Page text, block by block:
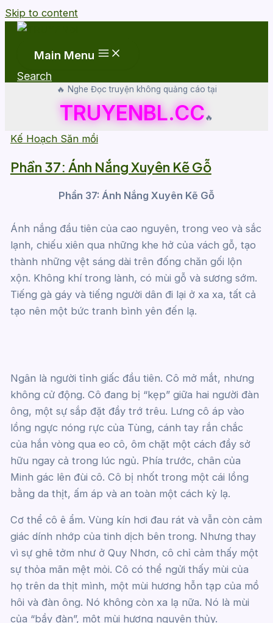
Skip to content
Main Menu
Search
🔥 Nghe Đọc truyện không quảng cáo tại
TRUYENBL.CC🔥
Kế Hoạch Săn mồi
Phần 37: Ánh Nắng Xuyên Kẽ Gỗ
Phần 37: Ánh Nắng Xuyên Kẽ Gỗ
Ánh nắng đầu tiên của cao nguyên, trong veo và sắc
lạnh, chiếu xiên qua những khe hở của vách gỗ, tạo
thành những vệt sáng dài trên đống chăn gối lộn
xộn. Không khí trong lành, có mùi gỗ và sương sớm.
Tiếng gà gáy và tiếng người dân đi lại ở xa xa, tất cả
tạo nên một bức tranh bình yên đến lạ.
Ngân là người tỉnh giấc đầu tiên. Cô mở mắt, nhưng
không cử động. Cô đang bị “kẹp” giữa hai người đàn
ông, một sự sắp đặt đầy trớ trêu. Lưng cô áp vào
lồng ngực nóng rực của Tùng, cánh tay rắn chắc
của hắn vòng qua eo cô, ôm chặt một cách đầy sở
hữu ngay cả trong lúc ngủ. Phía trước, chân của
Minh gác lên đùi cô. Cô bị nhốt trong một cái lồng
bằng da thịt, ấm áp và an toàn một cách kỳ lạ.
Cơ thể cô ê ẩm. Vùng kín hơi đau rát và vẫn còn cảm
giác dính nhớp của tinh dịch bên trong. Nhưng thay
vì sự ghê tởm như ở Quy Nhơn, cô chỉ cảm thấy một
sự thỏa mãn mệt mỏi. Cô có thể ngửi thấy mùi của
họ trên da thịt mình, một mùi hương hỗn tạp của mồ
hôi và đàn ông. Nó không còn xa lạ nữa. Nó là mùi
của “bầy đàn”, một mùi hương nguyên thủy.